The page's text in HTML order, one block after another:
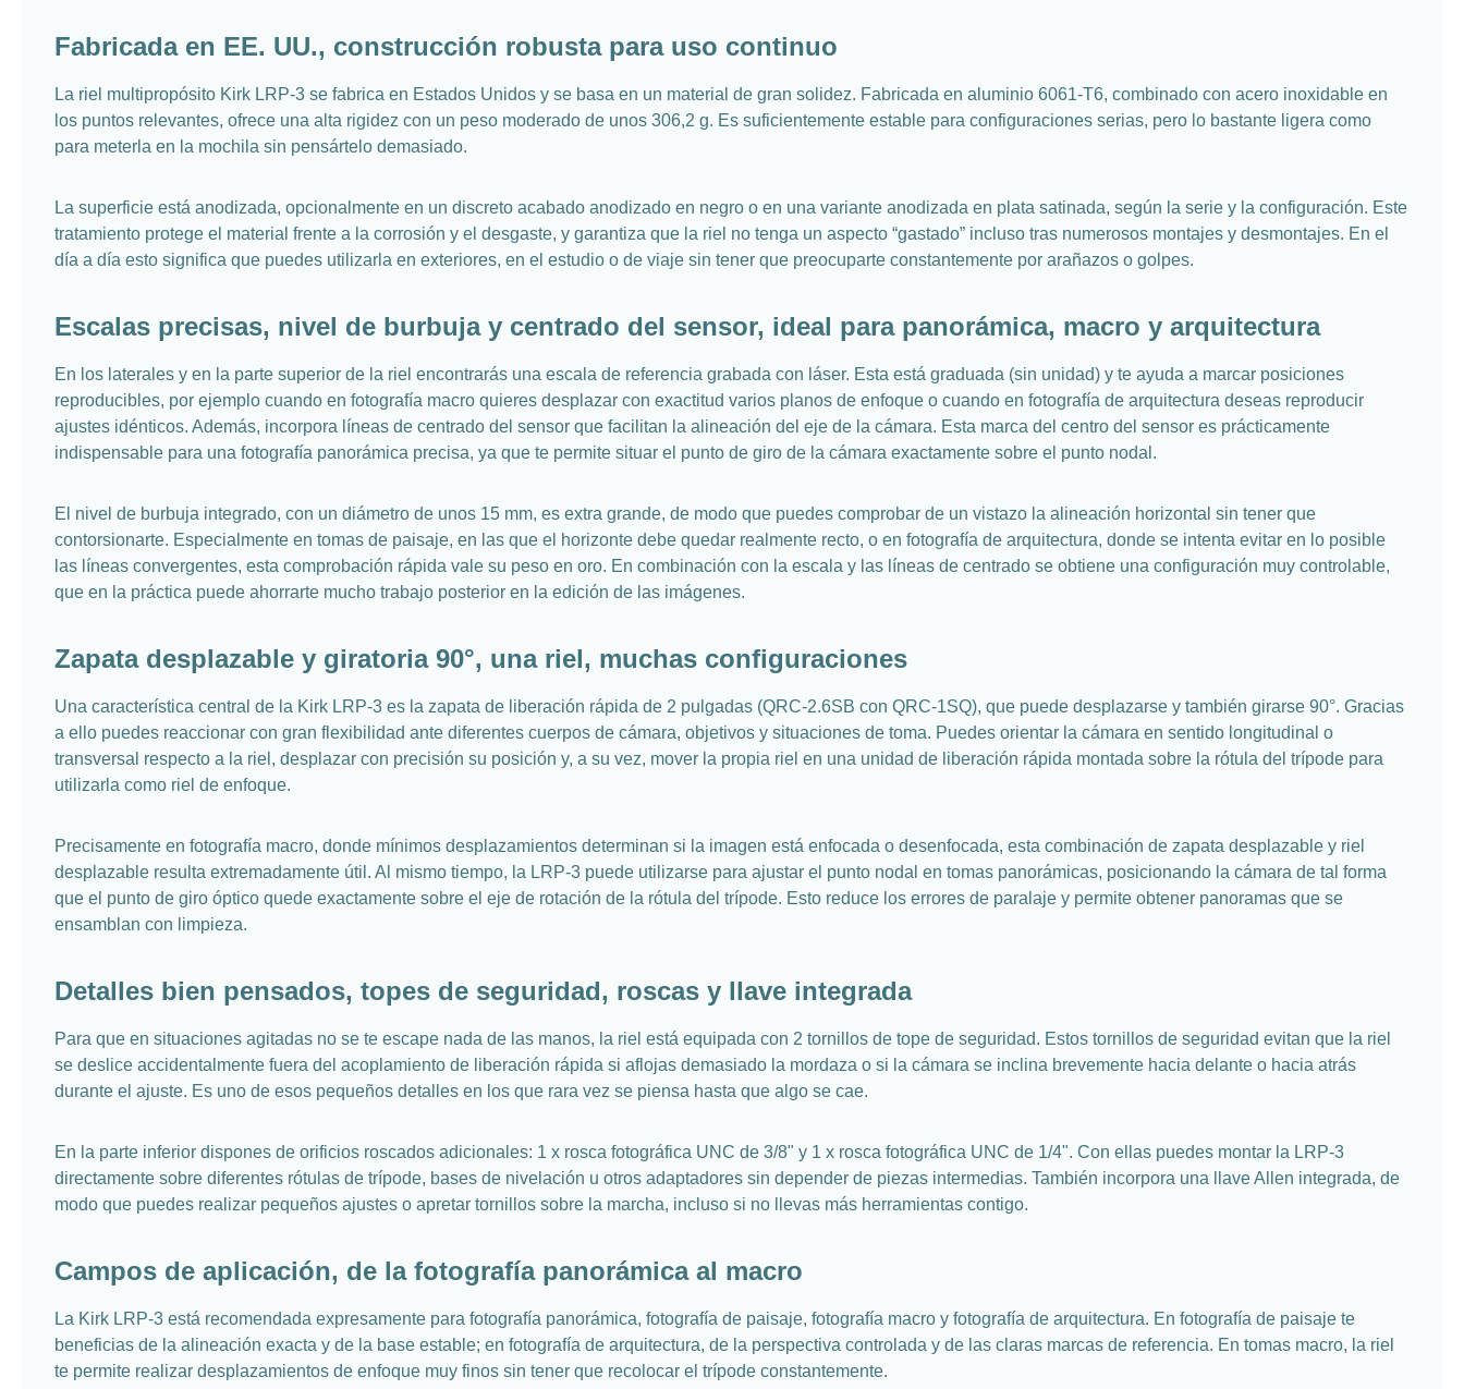
Fabricada en EE. UU., construcción robusta para uso continuo
La riel multipropósito Kirk LRP-3 se fabrica en Estados Unidos y se basa en un material de gran solidez. Fabricada en aluminio 6061-T6, combinado con acero inoxidable en
los puntos relevantes, ofrece una alta rigidez con un peso moderado de unos 306,2 g. Es suficientemente estable para configuraciones serias, pero lo bastante ligera como
para meterla en la mochila sin pensártelo demasiado.
La superficie está anodizada, opcionalmente en un discreto acabado anodizado en negro o en una variante anodizada en plata satinada, según la serie y la configuración. Este
tratamiento protege el material frente a la corrosión y el desgaste, y garantiza que la riel no tenga un aspecto “gastado” incluso tras numerosos montajes y desmontajes. En el
día a día esto significa que puedes utilizarla en exteriores, en el estudio o de viaje sin tener que preocuparte constantemente por arañazos o golpes.
Escalas precisas, nivel de burbuja y centrado del sensor, ideal para panorámica, macro y arquitectura
En los laterales y en la parte superior de la riel encontrarás una escala de referencia grabada con láser. Esta está graduada (sin unidad) y te ayuda a marcar posiciones
reproducibles, por ejemplo cuando en fotografía macro quieres desplazar con exactitud varios planos de enfoque o cuando en fotografía de arquitectura deseas reproducir
ajustes idénticos. Además, incorpora líneas de centrado del sensor que facilitan la alineación del eje de la cámara. Esta marca del centro del sensor es prácticamente
indispensable para una fotografía panorámica precisa, ya que te permite situar el punto de giro de la cámara exactamente sobre el punto nodal.
El nivel de burbuja integrado, con un diámetro de unos 15 mm, es extra grande, de modo que puedes comprobar de un vistazo la alineación horizontal sin tener que
contorsionarte. Especialmente en tomas de paisaje, en las que el horizonte debe quedar realmente recto, o en fotografía de arquitectura, donde se intenta evitar en lo posible
las líneas convergentes, esta comprobación rápida vale su peso en oro. En combinación con la escala y las líneas de centrado se obtiene una configuración muy controlable,
que en la práctica puede ahorrarte mucho trabajo posterior en la edición de las imágenes.
Zapata desplazable y giratoria 90°, una riel, muchas configuraciones
Una característica central de la Kirk LRP-3 es la zapata de liberación rápida de 2 pulgadas (QRC-2.6SB con QRC-1SQ), que puede desplazarse y también girarse 90°. Gracias
a ello puedes reaccionar con gran flexibilidad ante diferentes cuerpos de cámara, objetivos y situaciones de toma. Puedes orientar la cámara en sentido longitudinal o
transversal respecto a la riel, desplazar con precisión su posición y, a su vez, mover la propia riel en una unidad de liberación rápida montada sobre la rótula del trípode para
utilizarla como riel de enfoque.
Precisamente en fotografía macro, donde mínimos desplazamientos determinan si la imagen está enfocada o desenfocada, esta combinación de zapata desplazable y riel
desplazable resulta extremadamente útil. Al mismo tiempo, la LRP-3 puede utilizarse para ajustar el punto nodal en tomas panorámicas, posicionando la cámara de tal forma
que el punto de giro óptico quede exactamente sobre el eje de rotación de la rótula del trípode. Esto reduce los errores de paralaje y permite obtener panoramas que se
ensamblan con limpieza.
Detalles bien pensados, topes de seguridad, roscas y llave integrada
Para que en situaciones agitadas no se te escape nada de las manos, la riel está equipada con 2 tornillos de tope de seguridad. Estos tornillos de seguridad evitan que la riel
se deslice accidentalmente fuera del acoplamiento de liberación rápida si aflojas demasiado la mordaza o si la cámara se inclina brevemente hacia delante o hacia atrás
durante el ajuste. Es uno de esos pequeños detalles en los que rara vez se piensa hasta que algo se cae.
En la parte inferior dispones de orificios roscados adicionales: 1 x rosca fotográfica UNC de 3/8" y 1 x rosca fotográfica UNC de 1/4". Con ellas puedes montar la LRP-3
directamente sobre diferentes rótulas de trípode, bases de nivelación u otros adaptadores sin depender de piezas intermedias. También incorpora una llave Allen integrada, de
modo que puedes realizar pequeños ajustes o apretar tornillos sobre la marcha, incluso si no llevas más herramientas contigo.
Campos de aplicación, de la fotografía panorámica al macro
La Kirk LRP-3 está recomendada expresamente para fotografía panorámica, fotografía de paisaje, fotografía macro y fotografía de arquitectura. En fotografía de paisaje te
beneficias de la alineación exacta y de la base estable; en fotografía de arquitectura, de la perspectiva controlada y de las claras marcas de referencia. En tomas macro, la riel
te permite realizar desplazamientos de enfoque muy finos sin tener que recolocar el trípode constantemente.